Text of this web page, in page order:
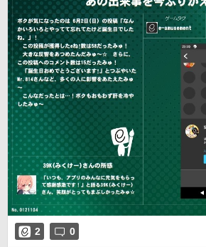
2 0